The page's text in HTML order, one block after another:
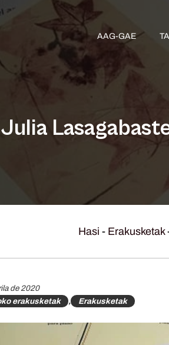
AAG-GAE
Julia
Hasi - Erakusketak
de 2020
erakusketak , Erakusketak